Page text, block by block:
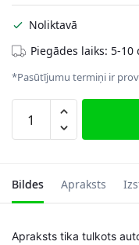
Noliktavā
Piegādes laiks: 5-10
*Pasūtījumu termiņi ir
grāmatu
nodalījumi
daudzums
Bildes Apraksts
Apraksts tika tulkots